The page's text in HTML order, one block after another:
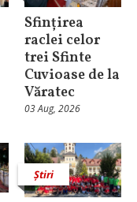
Sfințirea
raclei celor
trei Sfinte
Cuvioase de la
Văratec
03 Aug, 2026
Știri